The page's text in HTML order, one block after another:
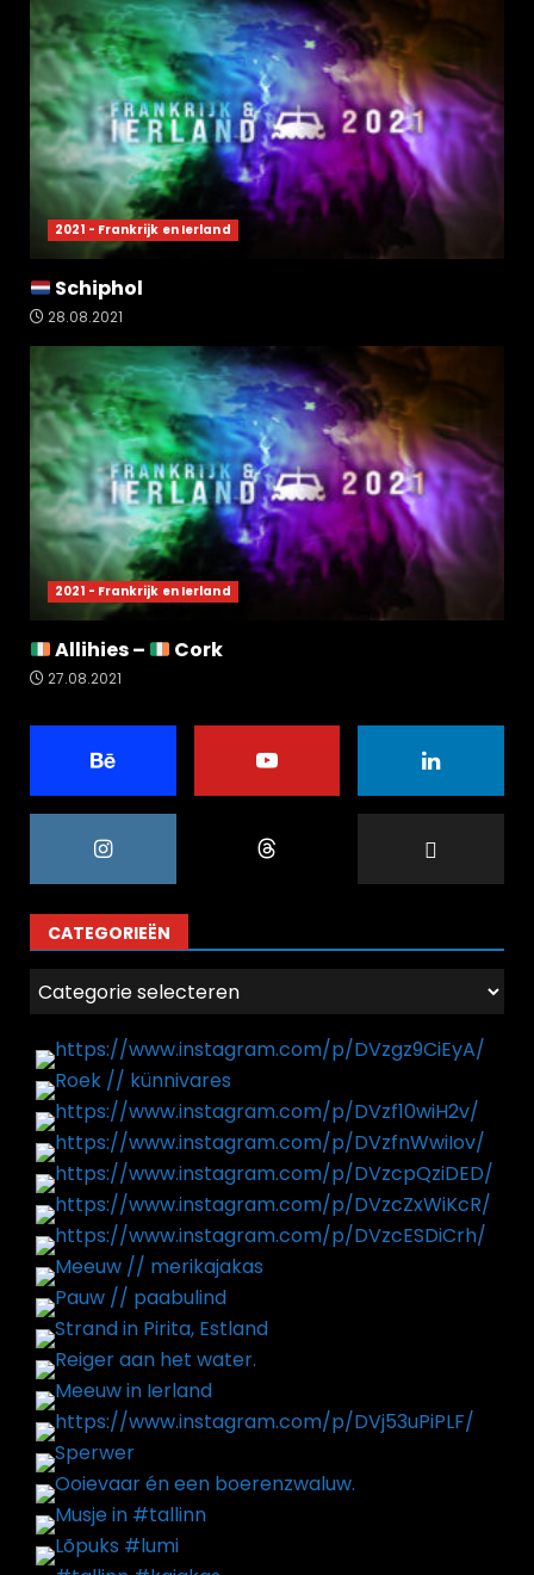
2021 - Frankrijk en Ierland
Schiphol
28.08.2021
2021 - Frankrijk en Ierland
Allihies – Cork
27.08.2021
CATEGORIEËN
Categorieën